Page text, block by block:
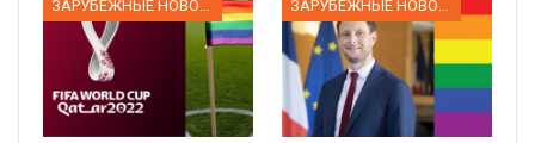
ЗАРУБЕЖНЫЕ НОВОСТИ ЗАРУБЕЖНЫЕ НОВОСТИ